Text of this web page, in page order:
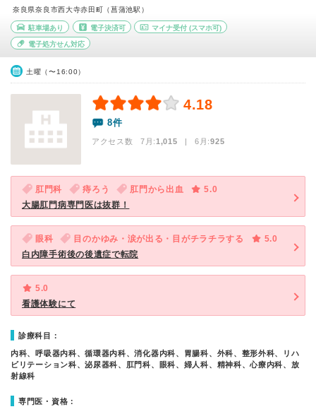
奈良県奈良市西大寺赤田町（菖蒲池駅）
駐車場あり 電子決済可 マイナ受付 (スマホ可)
電子処方せん対応
土曜（〜16:00）
4.18
8件
アクセス数 7月:1,015 | 6月:925
肛門科 痔ろう 肛門から出血
5.0
大腸肛門病専門医は抜群！
眼科 目のかゆみ・涙が出る・目がチラチラする
5.0
白内障手術後の後遺症で転院
5.0
看護体験にて
診療科目：
内科、呼吸器内科、循環器内科、消化器内科、胃腸科、外科、整形外科、リハ
ビリテーション科、泌尿器科、肛門科、眼科、婦人科、精神科、心療内科、放
射線科
専門医・資格：